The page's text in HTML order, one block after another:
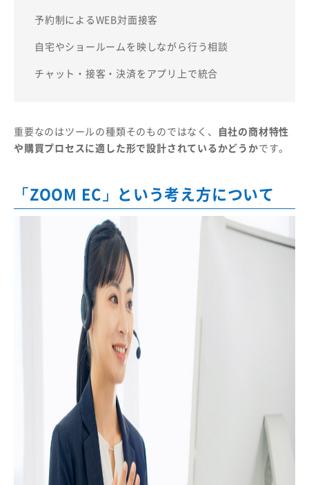
予約制によるWEB対面接客
自宅やショールームを映しながら行う相談
チャット・接客・決済をアプリ上で統合
重要なのはツールの種類そのものではなく、
自社の商材特性
や購買プロセスに適した形で設計されているかどうかです。
「ZOOM EC」という考え方について